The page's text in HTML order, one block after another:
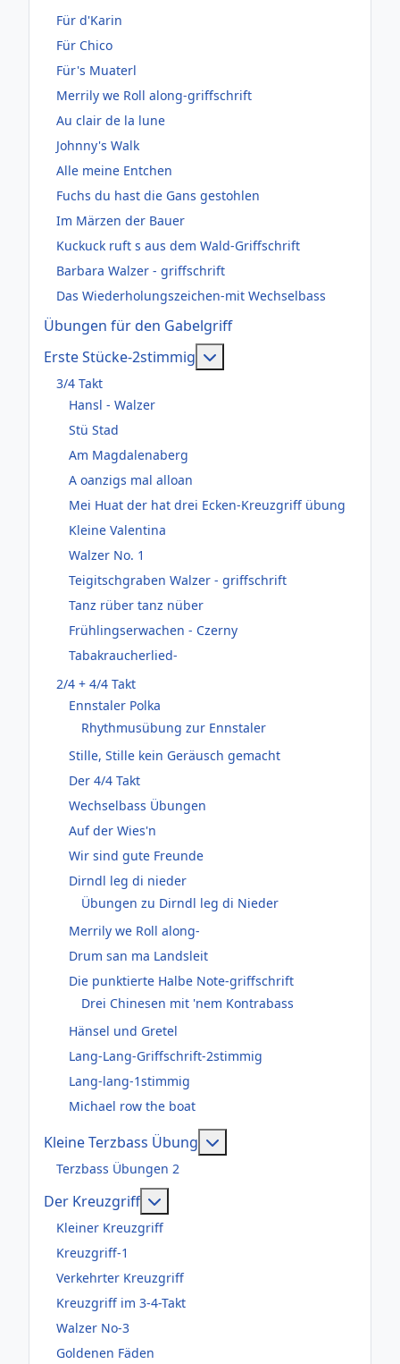
Für d'Karin
Für Chico
Für's Muaterl
Merrily we Roll along-griffschrift
Au clair de la lune
Johnny's Walk
Alle meine Entchen
Fuchs du hast die Gans gestohlen
Im Märzen der Bauer
Kuckuck ruft s aus dem Wald-Griffschrift
Barbara Walzer - griffschrift
Das Wiederholungszeichen-mit Wechselbass
Übungen für den Gabelgriff
Erste Stücke-2stimmig
3/4 Takt
Hansl - Walzer
Stü Stad
Am Magdalenaberg
A oanzigs mal alloan
Mei Huat der hat drei Ecken-Kreuzgriff übung
Kleine Valentina
Walzer No. 1
Teigitschgraben Walzer - griffschrift
Tanz rüber tanz nüber
Frühlingserwachen - Czerny
Tabakraucherlied-
2/4 + 4/4 Takt
Ennstaler Polka
Rhythmusübung zur Ennstaler
Stille, Stille kein Geräusch gemacht
Der 4/4 Takt
Wechselbass Übungen
Auf der Wies'n
Wir sind gute Freunde
Dirndl leg di nieder
Übungen zu Dirndl leg di Nieder
Merrily we Roll along-
Drum san ma Landsleit
Die punktierte Halbe Note-griffschrift
Drei Chinesen mit 'nem Kontrabass
Hänsel und Gretel
Lang-Lang-Griffschrift-2stimmig
Lang-lang-1stimmig
Michael row the boat
Kleine Terzbass Übung
Terzbass Übungen 2
Der Kreuzgriff
Kleiner Kreuzgriff
Kreuzgriff-1
Verkehrter Kreuzgriff
Kreuzgriff im 3-4-Takt
Walzer No-3
Goldenen Fäden